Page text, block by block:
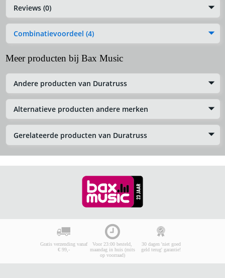
Reviews (0)
Combinatievoordeel (4)
Meer producten bij Bax Music
Andere producten van Duratruss
Alternatieve producten andere merken
Gerelateerde producten van Duratruss
Gratis verzending vanaf
€ 99,-
Voor 23:00 besteld,
maandag in huis (mits
op voorraad)
30 dagen 'niet goed
geld terug' garantie!